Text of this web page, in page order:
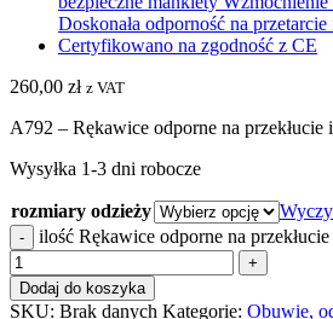
260,00 zł z VAT
A792 – Rękawice odporne na przekłucie
Wysyłka 1-3 dni robocze
rozmiary odzieży
ilość Rękawice odporne na
Dodaj do koszyka
SKU: Brak danych Kategorie: Obuwie,